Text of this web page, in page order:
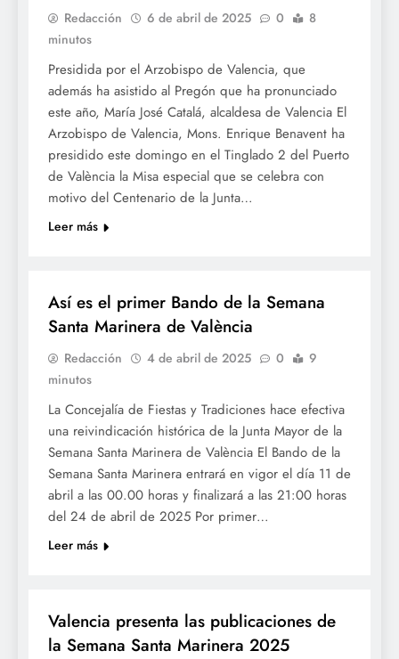
Redacción 6 de abril de 2025 0
8
minutos
Presidida por el Arzobispo de Valencia, que
además ha asistido al Pregón que ha pronunciado
este año, María José Catalá, alcaldesa de Valencia El
Arzobispo de Valencia, Mons. Enrique Benavent ha
presidido este domingo en el Tinglado 2 del Puerto
de València la Misa especial que se celebra con
motivo del Centenario de la Junta…
Leer más
Así es el primer Bando de la Semana
Santa Marinera de València
Redacción 4 de abril de 2025 0
9
minutos
La Concejalía de Fiestas y Tradiciones hace efectiva
una reivindicación histórica de la Junta Mayor de la
Semana Santa Marinera de València El Bando de la
Semana Santa Marinera entrará en vigor el día 11 de
abril a las 00.00 horas y finalizará a las 21:00 horas
del 24 de abril de 2025 Por primer…
Leer más
Valencia presenta las publicaciones de
la Semana Santa Marinera 2025